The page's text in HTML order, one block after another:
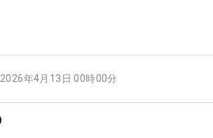
2026年4月13日 00時00分